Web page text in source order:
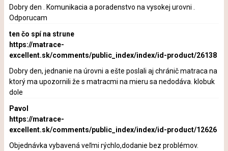
Dobry den . Komunikacia a poradenstvo na vysokej urovni .
Odporucam
ten čo spí na strune
https://matrace-
excellent.sk/comments/public_index/index/id-product/26138
Dobry den, jednanie na úrovni a ešte poslali aj chránič matraca na
ktorý ma upozornili že s matracmi na mieru sa nedodáva. klobuk
dole
Pavol
https://matrace-
excellent.sk/comments/public_index/index/id-product/12626
Objednávka vybavená veľmi rýchlo,dodanie bez problémov.